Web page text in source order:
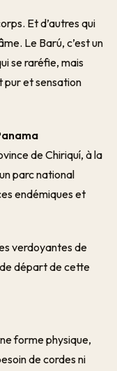
Et d’autres qui
Le Barú, c’est un
se raréfie, mais
pur et sensation
de Chiriquí, à la
parc national
endémiques et
verdoyantes de
départ de cette
forme physique,
de cordes ni